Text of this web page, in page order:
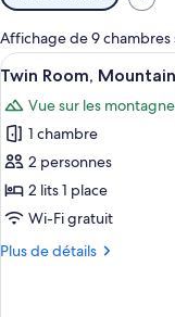
disponibles
pour
les
chambres
Affichage de 9 chambres
Afficher
toutes
les
photos
pour
ce
type
chambre :
12
Twin Room,
Vue sur les
1 chambre
2 personnes
2 lits 1 place
Wi-Fi gratuit
Plus de détails
Plus